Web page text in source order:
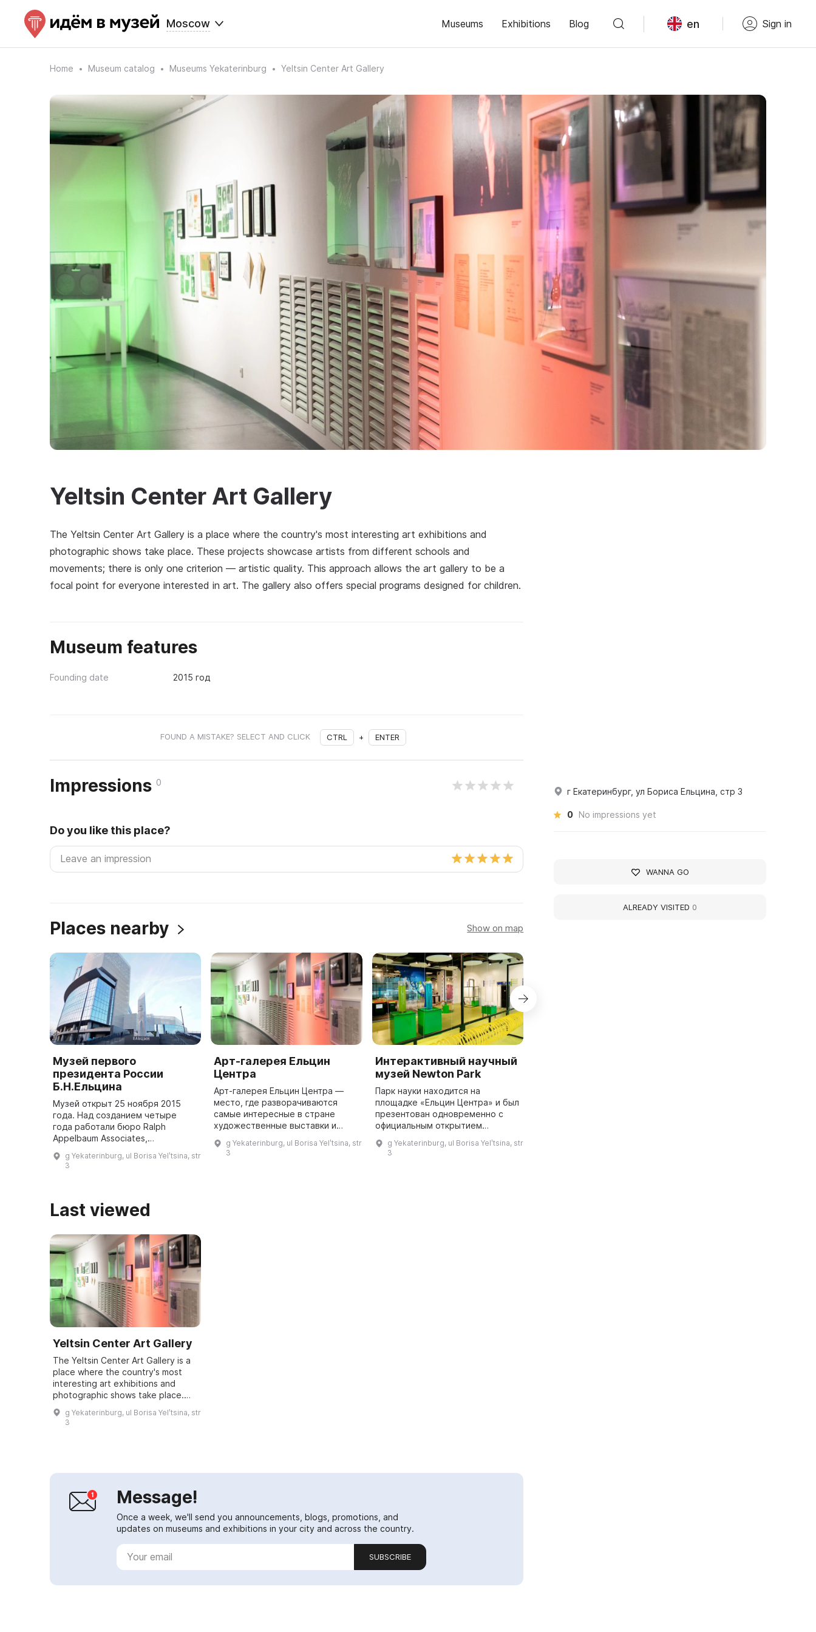
Moscow Museums Exhibitions Blog en Sign in
Home Museum catalog Museums Yekaterinburg Yeltsin Center Art Gallery
Yeltsin Center Art Gallery
The Yeltsin Center Art Gallery is a place where the country's most interesting art exhibitions and
photographic shows take place. These projects showcase artists from different schools and
movements; there is only one criterion — artistic quality. This approach allows the art gallery to be a
focal point for everyone interested in art. The gallery also offers special programs designed for children.
Museum features
Founding date 2015 год
FOUND A MISTAKE? SELECT AND CLICK CTRL + ENTER
Impressions 0
Do you like this place?
Places nearby Show on map
Музей первого
президента России
Б.Н.Ельцина
Музей открыт 25 ноября 2015
года. Над созданием четыре
года работали бюро Ralph
Appelbaum Associates,
привлеченные эксперты. В музее
g Yekaterinburg, ul Borisa Yelʹtsina, str
3
Арт-галерея Ельцин
Центра
Арт-галерея Ельцин Центра —
место, где разворачиваются
самые интересные в стране
художественные выставки и
представляют мастеров разных
g Yekaterinburg, ul Borisa Yelʹtsina, str
3
Интерактивный научный
музей Newton Park
Парк науки находится на
площадке «Ельцин Центра» и был
презентован одновременно с
официальным открытием
года. Всего экспозиция парка в
g Yekaterinburg, ul Borisa Yelʹtsina, str
3
Last viewed
Yeltsin Center Art Gallery
The Yeltsin Center Art Gallery is a
place where the country's most
interesting art exhibitions and
photographic shows take place.
These projects showcase artists
from different schools and
g Yekaterinburg, ul Borisa Yelʹtsina, str
3
Message!
Once a week, we'll send you announcements, blogs, promotions, and
updates on museums and exhibitions in your city and across the country.
SUBSCRIBE
г Екатеринбург, ул Бориса Ельцина, стр 3
0 No impressions yet
WANNA GO
ALREADY VISITED 0